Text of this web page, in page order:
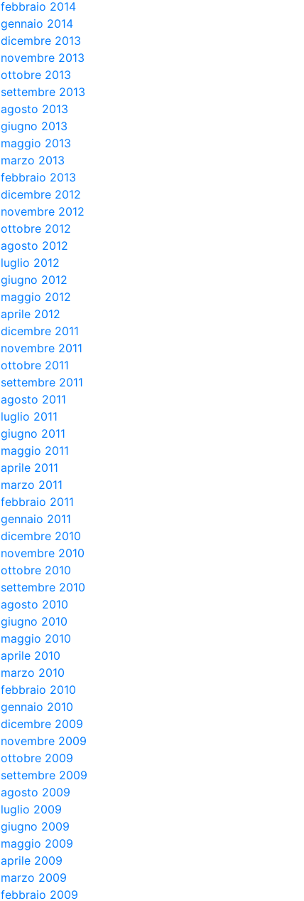
febbraio 2014
gennaio 2014
dicembre 2013
novembre 2013
ottobre 2013
settembre 2013
agosto 2013
giugno 2013
maggio 2013
marzo 2013
febbraio 2013
dicembre 2012
novembre 2012
ottobre 2012
agosto 2012
luglio 2012
giugno 2012
maggio 2012
aprile 2012
dicembre 2011
novembre 2011
ottobre 2011
settembre 2011
agosto 2011
luglio 2011
giugno 2011
maggio 2011
aprile 2011
marzo 2011
febbraio 2011
gennaio 2011
dicembre 2010
novembre 2010
ottobre 2010
settembre 2010
agosto 2010
giugno 2010
maggio 2010
aprile 2010
marzo 2010
febbraio 2010
gennaio 2010
dicembre 2009
novembre 2009
ottobre 2009
settembre 2009
agosto 2009
luglio 2009
giugno 2009
maggio 2009
aprile 2009
marzo 2009
febbraio 2009